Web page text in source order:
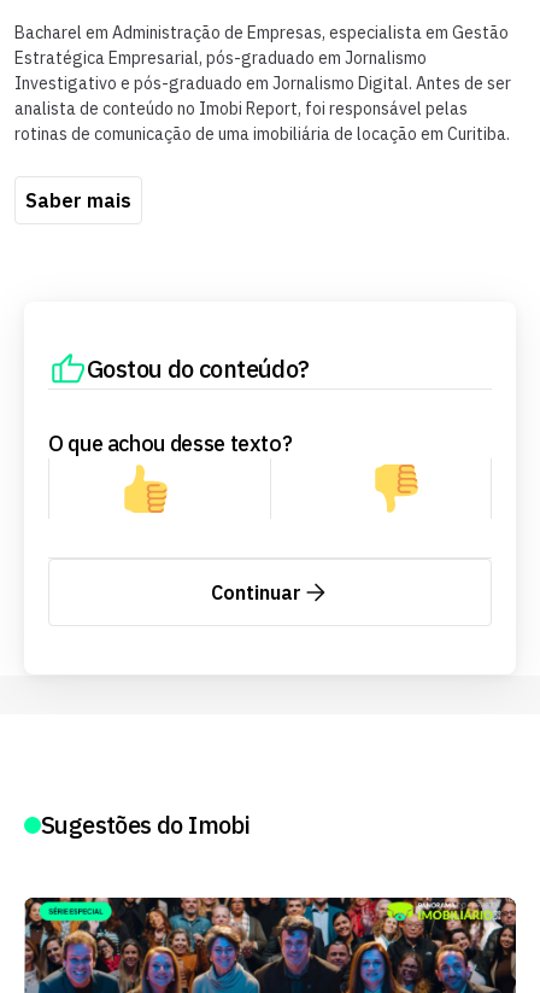
Bacharel em Administração de Empresas, especialista em Gestão
Estratégica Empresarial, pós-graduado em Jornalismo
Investigativo e pós-graduado em Jornalismo Digital. Antes de ser
analista de conteúdo no Imobi Report, foi responsável pelas
rotinas de comunicação de uma imobiliária de locação em Curitiba.
Saber mais
Gostou do conteúdo?
O que achou desse texto?
Continuar
Sugestões do Imobi